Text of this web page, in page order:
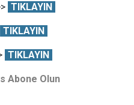
TIKLAYIN
TIKLAYIN
TIKLAYIN
Abone Olun